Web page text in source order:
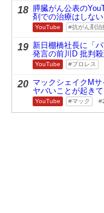
18 膵臓がん公表の
剤での治療はしな
YouTube 抗がん剤治
19 新日棚橋社長に「
発言の前川D 批判
YouTube プロレス
20 マックシェイクM
ヤバいことが起き
YouTube マック